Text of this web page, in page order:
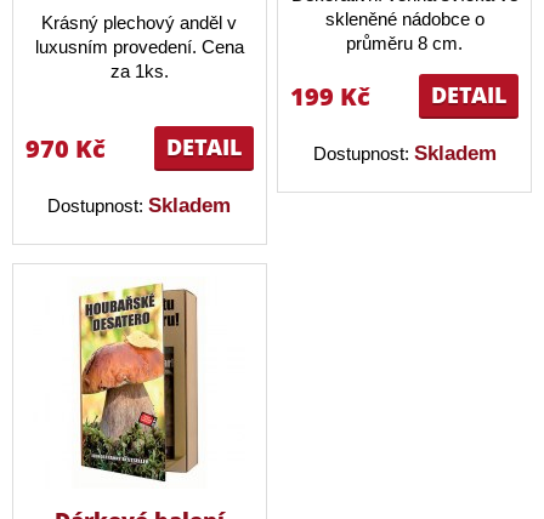
Krásný plechový anděl v
luxusním provedení. Cena
za 1ks.
DETAIL
970 Kč
Dostupnost:Skladem
skleněné nádobce o
průměru 8 cm.
DETAIL
199 Kč
Dostupnost: Skladem